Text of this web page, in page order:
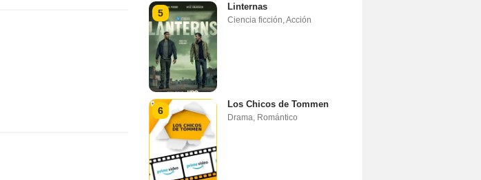
5
Linternas
Ciencia ficción Acción
6
Los Chicos de Tommen
Drama Romántico